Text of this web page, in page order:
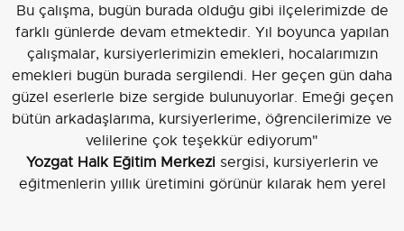
Bu çalışma, bugün burada olduğu gibi ilçelerimizde de
farklı günlerde devam etmektedir. Yıl boyunca yapılan
çalışmalar, kursiyerlerimizin emekleri, hocalarımızın
emekleri bugün burada sergilendi. Her geçen gün daha
güzel eserlerle bize sergide bulunuyorlar. Emeği geçen
bütün arkadaşlarıma, kursiyerlerime, öğrencilerimize ve
velilerine çok teşekkür ediyorum"
Yozgat Halk Eğitim Merkezisergisi, kursiyerlerin ve
eğitmenlerin yıllık üretimini görünür kılarak hem yerel